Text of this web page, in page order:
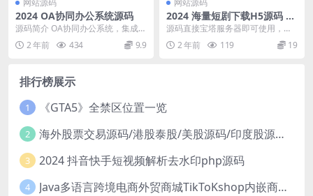
网站源码
2024 OA协同办公系统源码
源码简介 OA协同办公系统，集成Fl
owable流程引擎 可拖拽创建个性表
单。基...
2 年前 434 9.9
网站源码
2024 海量短剧下载H5源码 附
接口
源码直接宝塔服务器即可使用，无
需其他配置！！ 开发语言：uniapp
2 年前 119 19
排行榜展示
1 《GTA5》全禁区位置一览
2 海外股票交易源码/港股泰股/美股源码/印度股源码/马拉西亚股票源码/国际股票配资
3 2024 抖音快手短视频解析去水印php源码
4 Java多语言跨境电商外贸商城TikToKshop内嵌商城I商家入驻I一键铺